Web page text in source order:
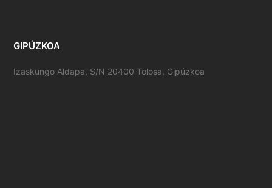
GIPÚZKOA
Izaskungo Aldapa, S/N 20400 Tolosa, Gipúzkoa